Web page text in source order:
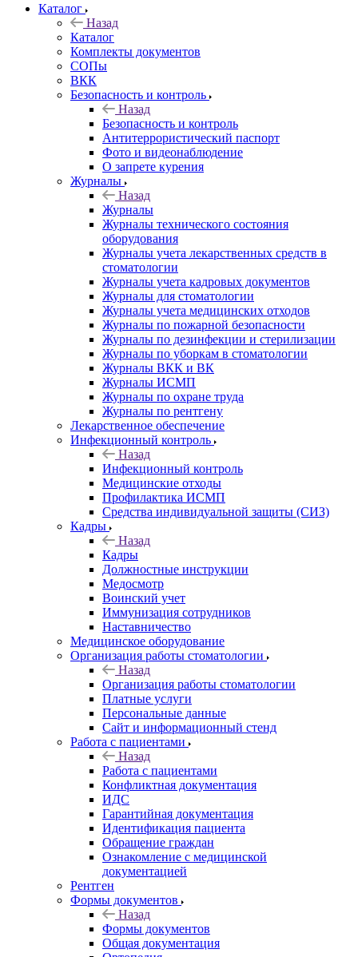
Каталог
Назад
Каталог
Комплекты документов
СОПы
ВКК
Безопасность и контроль
Назад
Безопасность и контроль
Антитеррористический паспорт
Фото и видеонаблюдение
О запрете курения
Журналы
Назад
Журналы
Журналы технического состояния
оборудования
Журналы учета лекарственных средств в
стоматологии
Журналы учета кадровых документов
Журналы для стоматологии
Журналы учета медицинских отходов
Журналы по пожарной безопасности
Журналы по дезинфекции и стерилизации
Журналы по уборкам в стоматологии
Журналы ВКК и ВК
Журналы ИСМП
Журналы по охране труда
Журналы по рентгену
Лекарственное обеспечение
Инфекционный контроль
Назад
Инфекционный контроль
Медицинские отходы
Профилактика ИСМП
Средства индивидуальной защиты (СИЗ)
Кадры
Назад
Кадры
Должностные инструкции
Медосмотр
Воинский учет
Иммунизация сотрудников
Наставничество
Медицинское оборудование
Организация работы стоматологии
Назад
Организация работы стоматологии
Платные услуги
Персональные данные
Сайт и информационный стенд
Работа с пациентами
Назад
Работа с пациентами
Конфликтная документация
ИДС
Гарантийная документация
Идентификация пациента
Обращение граждан
Ознакомление с медицинской
документацией
Рентген
Формы документов
Назад
Формы документов
Общая документация